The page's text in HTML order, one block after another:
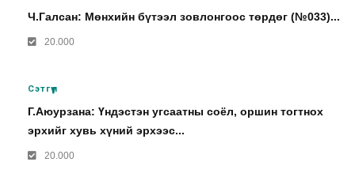
Ч.Галсан: Мөнхийн бүтээл зовлонгоос төрдөг (№033)...
20.000
Сэтгүүл
Г.Аюурзана: Үндэстэн угсаатны соёл, оршин тогтнох
эрхийг хувь хүний эрхээс...
20.000